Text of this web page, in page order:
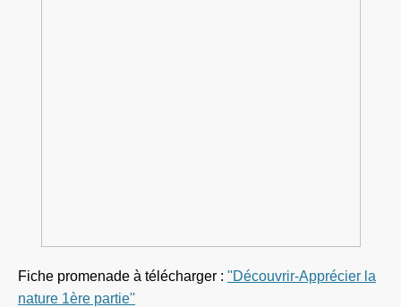
Fiche promenade à télécharger : ''Découvrir-Apprécier la
nature 1ère partie''